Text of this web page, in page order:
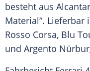
besteht aus
Material“. Lieferbar
Rosso Corsa, Blu
und Argento